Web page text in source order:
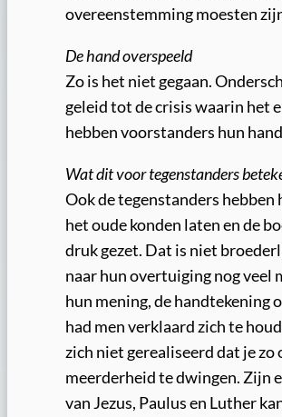
overeenstemming moesten
De hand overspeeld
Zo is het niet gegaan.
geleid tot de crisis waarin het
hebben voorstanders hun
Wat dit voor tegenstanders
Ook de tegenstanders
het oude konden laten en de
druk gezet. Dat is niet
naar hun overtuiging nog veel
hun mening, de handtekening
had men verklaard zich te
zich niet gerealiseerd dat je
meerderheid te dwingen. Zijn
van Jezus, Paulus en Luther